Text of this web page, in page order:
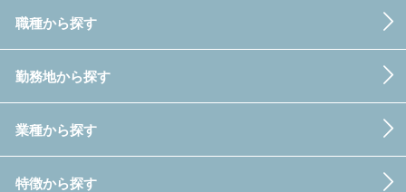
職種から探す
勤務地から探す
業種から探す
特徴から探す